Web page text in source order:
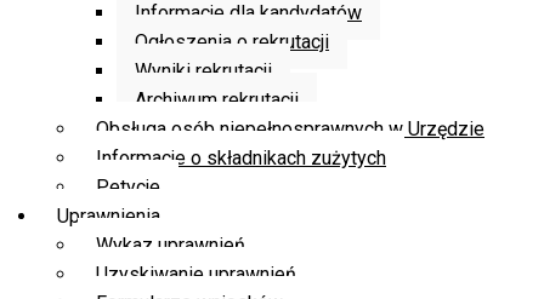
Informacje dla kandydatów
Ogłoszenia o rekrutacji
Wyniki rekrutacji
Archiwum rekrutacji
Obsługa osób niepełnosprawnych w Urzędzie
Informacje o składnikach zużytych
Petycje
Uprawnienia
Wykaz uprawnień
Uzyskiwanie uprawnień